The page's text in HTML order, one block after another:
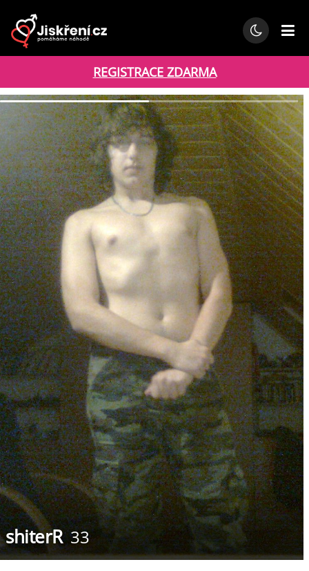
REGISTRACE ZDARMA
shiterR 33